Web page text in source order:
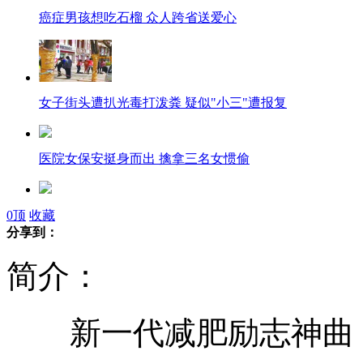
癌症男孩想吃石榴 众人跨省送爱心
女子街头遭扒光毒打泼粪 疑似"小三"遭报复
医院女保安挺身而出 擒拿三名女惯偷
井盖遗失 记者放警示牌被环卫没收
武汉厕所刷心寒标语：民工禁入
实拍大白鲨突袭潜水者惊险一幕
0顶 收藏
分享到：
简介：
新一代减肥励志神曲